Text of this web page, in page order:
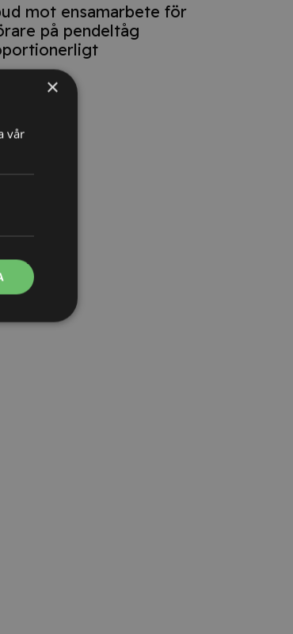
mot ensamarbete för
på pendeltåg
×
vår